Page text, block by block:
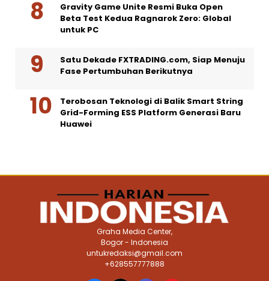
Gravity Game Unite Resmi Buka Open
Beta Test Kedua Ragnarok Zero: Global
untuk PC
Satu Dekade FXTRADING.com, Siap Menuju
Fase Pertumbuhan Berikutnya
Terobosan Teknologi di Balik Smart String
Grid-Forming ESS Platform Generasi Baru
Huawei
Graha Media Center,
Bogor - Indonesia
untukredaksi@gmail.com
+628557777888